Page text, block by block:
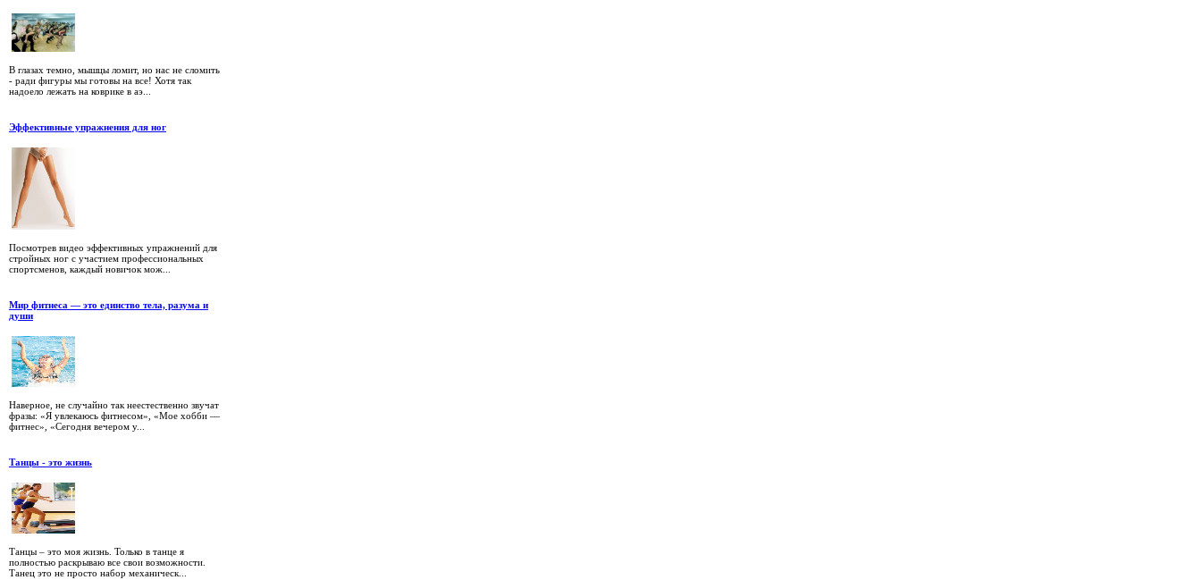
В глазах темно, мышцы ломит, но нас не сломить
- ради фигуры мы готовы на все! Хотя так
надоело лежать на коврике в аэ...
Эффективные упражнения для ног
Посмотрев видео эффективных упражнений для
стройных ног с участием профессиональных
спортсменов, каждый новичок мож...
Мир фитнеса — это единство тела, разума и
души
Наверное, не случайно так неестественно звучат
фразы: «Я увлекаюсь фитнесом», «Мое хобби —
фитнес», «Сегодня вечером у...
Танцы - это жизнь
Танцы – это моя жизнь. Только в танце я
полностью раскрываю все свои возможности.
Танец это не просто набор механическ...